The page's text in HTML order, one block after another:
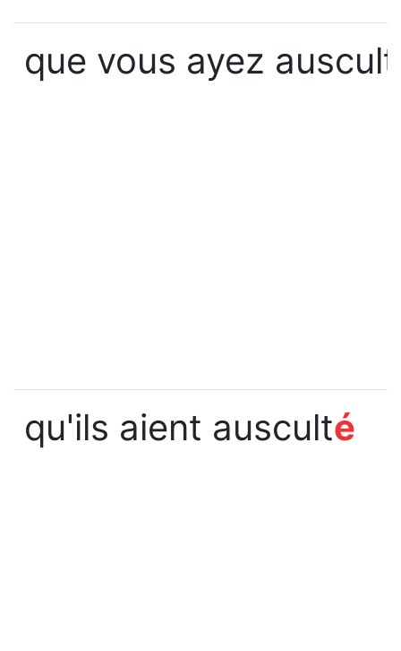
que vous ayez auscult
qu'ils aient ausculté